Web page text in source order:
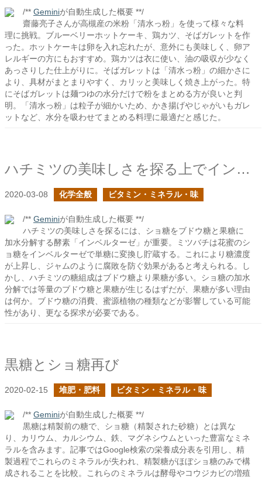
/** Geminiが自動生成した概要 **/
齋藤亮子さんが高槻産の米粉「清水っ粉」を使って様々な料
理に挑戦。ブルーベリーホットケーキ、鶏カツ、そばガレットを作
った。ホットケーキは卵を入れ忘れたが、意外にも美味しく、卵ア
レルギーの方にもおすすめ。鶏カツは衣に使い、油の吸収が少なく
あっさりした仕上がりに。そばガレットは「清水っ粉」の細かさに
より、具材がまとまりやすく、カリッと美味しく焼き上がった。特
にそばガレットは麺つゆの水分だけで粉をまとめる方が良いと判
明。「清水っ粉」は粒子が細かいため、かき揚げやじゃがいもガレ
ットなど、水分を吸わせてまとめる料理に最適だと感じた。
ハチミツの美味しさを探る上でインベルターゼが重要であるはず
2020-03-08 化学全般 ビタミン・ミネラル・味
/** Geminiが自動生成した概要 **/
ハチミツの美味しさを探るには、ショ糖をブドウ糖と果糖に
加水分解する酵素「インベルターゼ」が重要。ミツバチは花蜜のシ
ョ糖をインベルターゼで単糖に変換し貯蔵する。これにより糖濃度
が上昇し、ジャムのように腐敗を防ぐ効果があると考えられる。し
かし、ハチミツの糖組成はブドウ糖より果糖が多い。ショ糖の加水
分解では等量のブドウ糖と果糖が生じるはずだが、果糖が多い理由
は何か。ブドウ糖の消費、蜜源植物の種類などが影響している可能
性があり、更なる探求が必要である。
黒糖とショ糖再び
2020-02-15 堆肥・肥料 ビタミン・ミネラル・味
/** Geminiが自動生成した概要 **/
黒糖は精製前の糖で、ショ糖（精製された砂糖）とは異な
り、カリウム、カルシウム、鉄、マグネシウムといった豊富なミネ
ラルを含みます。記事ではGoogle検索の栄養成分表を引用し、精
製過程でこれらのミネラルが失われ、精製糖がほぼショ糖のみで構
成されることを比較。これらのミネラルは酵母やコウジカビの増殖